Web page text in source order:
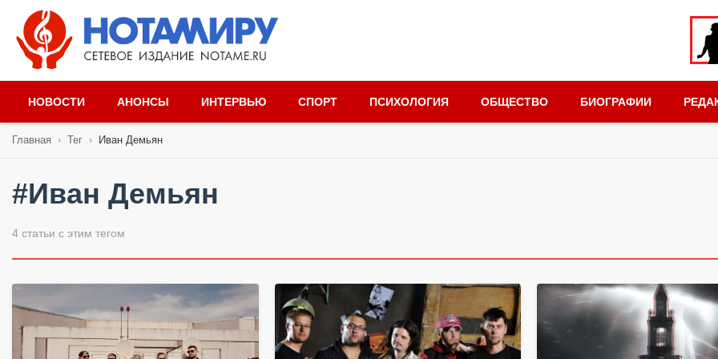
НОВОСТИ АНОНСЫ ИНТЕРВЬЮ СПОРТ ПСИХОЛОГИЯ ОБЩЕСТВО БИОГРАФИИ
Главная › Тег › Иван Демьян
#Иван Демьян
4 статьи с этим тегом